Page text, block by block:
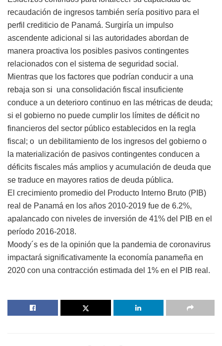
recaudación de ingresos también sería positivo para el
perfil crediticio de Panamá. Surgiría un impulso
ascendente adicional si las autoridades abordan de
manera proactiva los posibles pasivos contingentes
relacionados con el sistema de seguridad social.
Mientras que los factores que podrían conducir a una
rebaja son si una consolidación fiscal insuficiente
conduce a un deterioro continuo en las métricas de deuda;
si el gobierno no puede cumplir los límites de déficit no
financieros del sector público establecidos en la regla
fiscal; o un debilitamiento de los ingresos del gobierno o
la materialización de pasivos contingentes conducen a
déficits fiscales más amplios y acumulación de deuda que
se traduce en mayores ratios de deuda pública.
El crecimiento promedio del Producto Interno Bruto (PIB)
real de Panamá en los años 2010-2019 fue de 6.2%,
apalancado con niveles de inversión de 41% del PIB en el
período 2016-2018.
Moody´s es de la opinión que la pandemia de coronavirus
impactará significativamente la economía panameña en
2020 con una contracción estimada del 1% en el PIB real.